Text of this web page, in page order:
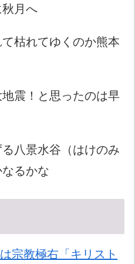
月へ
枯れてゆくのか熊本
震！と思ったのは早
八景水谷（はけのみ
るかな
宗教極右「キリスト